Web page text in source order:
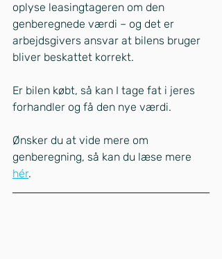
oplyse leasingtageren om den
genberegnede værdi – og det er
arbejdsgivers ansvar at bilens bruger
bliver beskattet korrekt.
Er bilen købt, så kan I tage fat i jeres
forhandler og få den nye værdi.
Ønsker du at vide mere om
genberegning, så kan du læse mere
hér.